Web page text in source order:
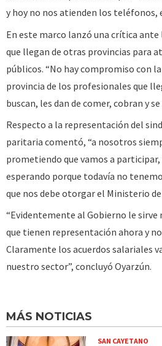
y hoy no nos atienden los teléfonos,
En este marco lanzó una crítica
que llegan de otras provincias para
públicos. “No hay compromiso con
provincia de los profesionales que
buscan, les dan de comer, cobran y se
Respecto a la representación del
paritaria comentó, “a nosotros
prometiendo que vamos a
esperando porque todavía no
que nos debe otorgar el Ministerio de
“Evidentemente al Gobierno le
que tienen representación ahora y
Claramente los acuerdos salariales
nuestro sector”, concluyó Oyarzún.
MÁS NOTICIAS
SAN CAYETANO